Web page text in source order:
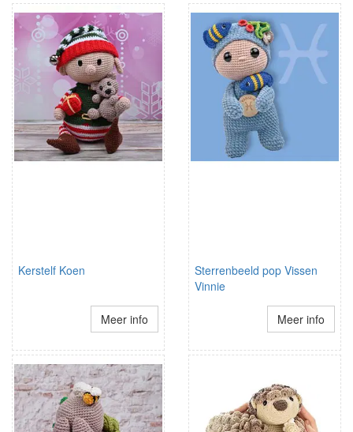
Kerstelf Koen
Meer info
Sterrenbeeld pop Vissen
Vinnie
Meer info